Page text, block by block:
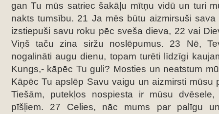
gan Tu mūs satriec šakāļu mītņu vidū un turi
nakts tumsību. 21 Ja mēs būtu aizmirsuši
izstiepuši savu roku pēc sveša dieva, 22 vai
Viņš taču zina siržu noslēpumus. 23 Nē,
nogalināti augu dienu, topam turēti līdzīgi
Kungs,- kāpēc Tu guli? Mosties un neatstum
Kāpēc Tu apslēp Savu vaigu un aizmirsti mūsu
Tiešām, putekļos nospiesta ir mūsu
pīšļiem. 27 Celies, nāc mums par palīgu